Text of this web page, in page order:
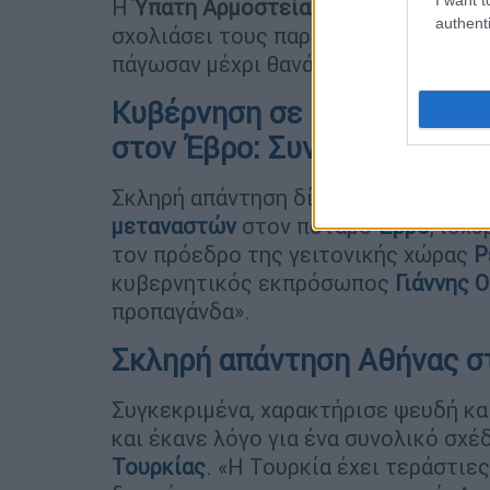
ΗΎπατη Αρμοστείατου
για τα
σχολιάσει τους παράτυπους
πάγωσαν μέχρι θανάτου.
Κυβέρνηση σε Ερντογάν
στον Έβρο: Συνολικό
Σκληρή απάντηση δίνει η Αθήνα στους
μεταναστών στον ποταμόΈβρο,
τον πρόεδρο της γειτονικής χώρας
κυβερνητικός εκπρόσωπος Γιάννης
προπαγάνδα».
Σκληρή απάντηση Αθήνας
Συγκεκριμένα, χαρακτήρισε ψευδή
και έκανε λόγο για ένα συνολικό
Τουρκίας. «Η Τουρκία έχει